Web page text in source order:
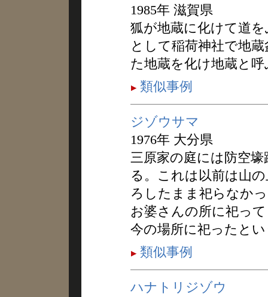
1985年 滋賀県
狐が地蔵に化けて道
として稲荷神社で地
た地蔵を化け地蔵と
類似事例
ジゾウサマ
1976年 大分県
三原家の庭には防空
る。これは以前は山
ろしたまま祀らなか
お婆さんの所に祀っ
今の場所に祀ったと
類似事例
ハナトリジゾウ